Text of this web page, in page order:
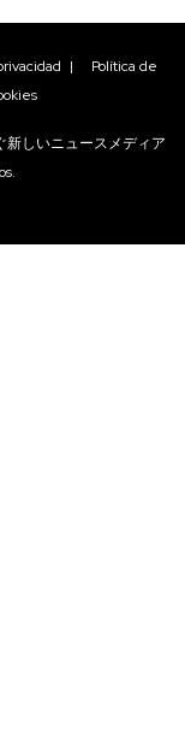
| Política de
新しいニュースメディア